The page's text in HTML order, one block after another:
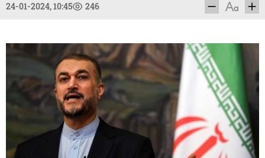
24-01-2024, 10:45 246